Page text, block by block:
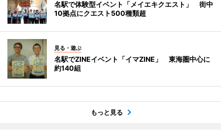
名駅で体験型イベント「メイエキクエスト」 街中
10拠点にクエスト500種類超
見る・遊ぶ
名駅でZINEイベント「イマZINE」 東海圏中心に
約140組
もっと見る